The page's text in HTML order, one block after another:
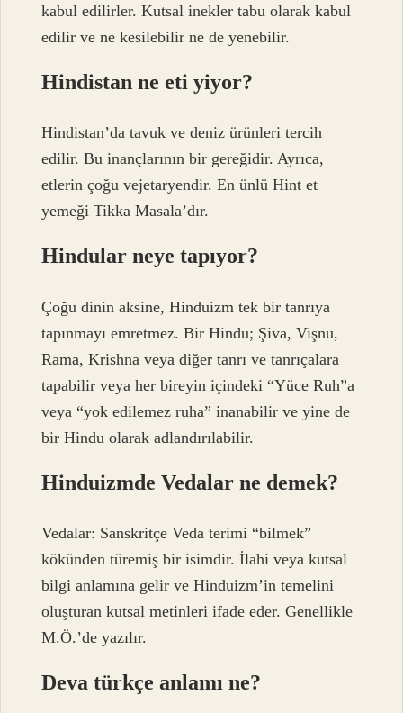
kabul edilirler. Kutsal inekler tabu olarak kabul
edilir ve ne kesilebilir ne de yenebilir.
Hindistan ne eti yiyor?
Hindistan’da tavuk ve deniz ürünleri tercih
edilir. Bu inançlarının bir gereğidir. Ayrıca,
etlerin çoğu vejetaryendir. En ünlü Hint et
yemeği Tikka Masala’dır.
Hindular neye tapıyor?
Çoğu dinin aksine, Hinduizm tek bir tanrıya
tapınmayı emretmez. Bir Hindu; Şiva, Vişnu,
Rama, Krishna veya diğer tanrı ve tanrıçalara
tapabilir veya her bireyin içindeki “Yüce Ruh”a
veya “yok edilemez ruha” inanabilir ve yine de
bir Hindu olarak adlandırılabilir.
Hinduizmde Vedalar ne demek?
Vedalar: Sanskritçe Veda terimi “bilmek”
kökünden türemiş bir isimdir. İlahi veya kutsal
bilgi anlamına gelir ve Hinduizm’in temelini
oluşturan kutsal metinleri ifade eder. Genellikle
M.Ö.’de yazılır.
Deva türkçe anlamı ne?